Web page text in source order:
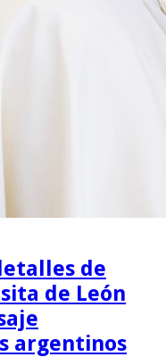
de
de León
argentinos